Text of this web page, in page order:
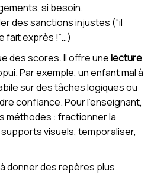
si besoin.
des sanctions injustes (“il
fait exprès !”…)
des scores. Il offre unelecture
Par exemple, un enfant mal à
sur des tâches logiques ou
confiance. Pour l’enseignant,
méthodes : fractionner la
visuels, temporaliser,
donner des repères plus